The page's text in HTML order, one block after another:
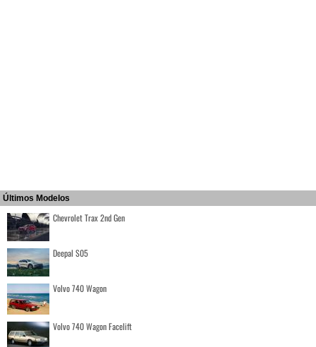
Últimos Modelos
Chevrolet Trax 2nd Gen
Deepal S05
Volvo 740 Wagon
Volvo 740 Wagon Facelift